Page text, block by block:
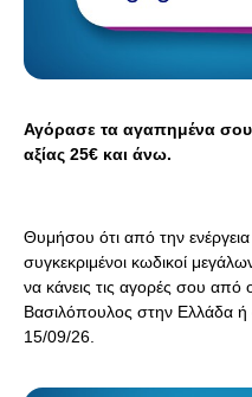
Αγόρασε τα αγαπημένα
αξίας 25€ και άνω.
Θυμήσου ότι από την ενέργεια
συγκεκριμένοι κωδικοί
να κάνεις τις αγορές σου
Βασιλόπουλος στην Ελλάδα ή
15/09/26.